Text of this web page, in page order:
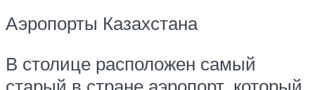
Аэропорты Казахстана
В столице расположен самый